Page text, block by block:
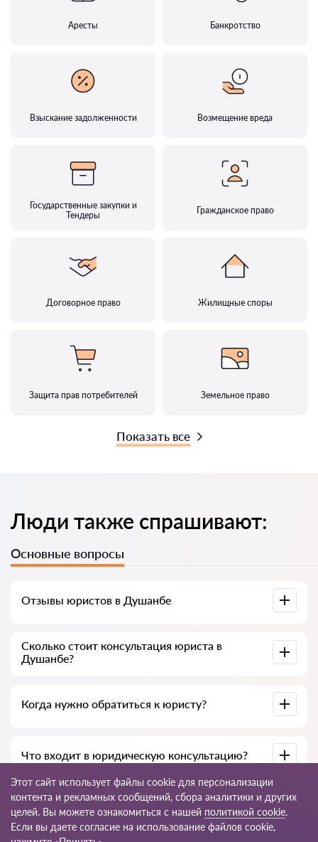
Аресты Банкротство
Взыскание задолженности Возмещение вреда
Государственные закупки и
Тендеры
Гражданское право
Договорное право Жилищные споры
Защита прав потребителей Земельное право
Показать все
Люди также спрашивают:
Основные вопросы
Отзывы юристов в Душанбе
Advokat-tj.com — полезны для выбора специалиста.
Сколько стоит консультация юриста в
Душанбе?
темы вопроса.
Когда нужно обратиться к юристу?
жалобах или необходимости разъяснения закона.
Что входит в юридическую консультацию?
Анализ ситуации, разъяснение норм закона, варианты
решения, рекомендации и пошаговый план действий.
Этот сайт использует файлы cookie для персонализации
контента и рекламных сообщений, сбора аналитики и других
целей. Вы можете ознакомиться с нашей политикой cookie.
Если вы даете согласие на использование файлов cookie,